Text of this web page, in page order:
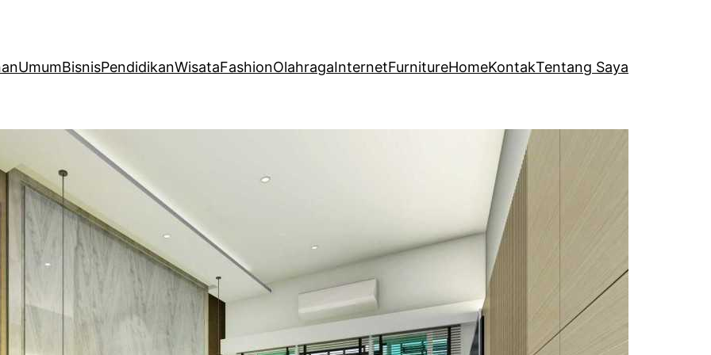
UmumBisnisPendidikanWisataFashionOlahragaInternetFurnitureHomeKontakTentang Saya